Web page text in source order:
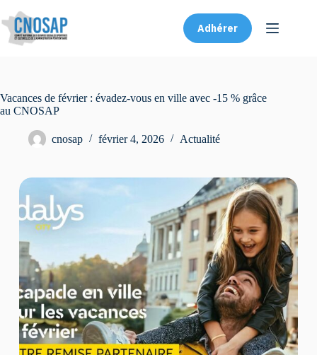
Adhérer
Vacances de février : évadez-vous en ville avec -15 % grâce
au CNOSAP
cnosap février 4, 2026 Actualité